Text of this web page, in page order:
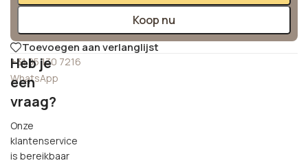
Koop nu
Toevoegen aan verlanglijst
+31 85 130 7216
WhatsApp
Heb je
een
vraag?
Onze
klantenservice
is bereikbaar